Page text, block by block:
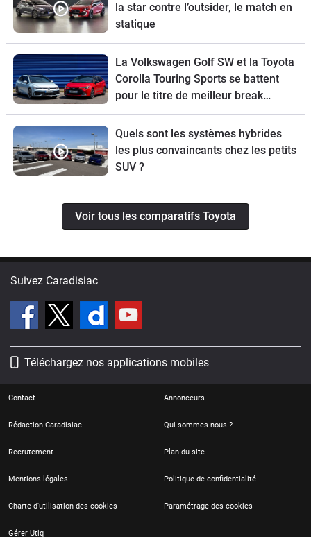
la star contre l’outsider, le match en
statique
La Volkswagen Golf SW et la Toyota
Corolla Touring Sports se battent
pour le titre de meilleur break
compact
Quels sont les systèmes hybrides
les plus convaincants chez les petits
SUV ?
Voir tous les comparatifs Toyota
Suivez Caradisiac
Téléchargez nos applications mobiles
Contact Annonceurs
Rédaction Caradisiac Qui sommes-nous ?
Recrutement Plan du site
Mentions légales Politique de confidentialité
Charte d'utilisation des cookies Paramétrage des cookies
Gérer Utiq